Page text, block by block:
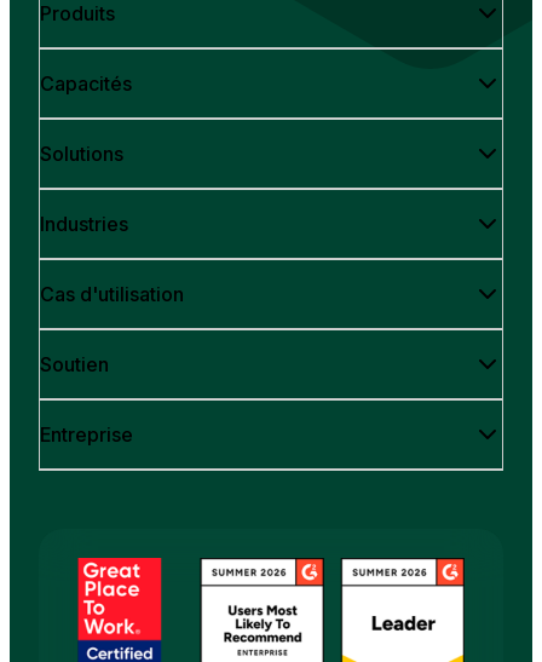
Produits
Capacités
Solutions
Industries
Cas d'utilisation
Soutien
Entreprise